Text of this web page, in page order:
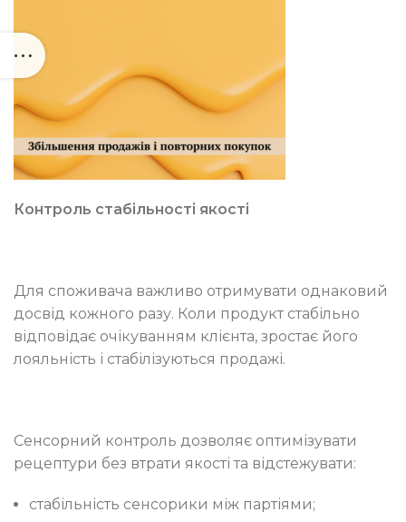
Контроль стабільності якості
Для споживача важливо отримувати однаковий
досвід кожного разу. Коли продукт стабільно
відповідає очікуванням клієнта, зростає його
лояльність і стабілізуються продажі.
Сенсорний контроль дозволяє оптимізувати
рецептури без втрати якості та відстежувати:
стабільність сенсорики між партіями;